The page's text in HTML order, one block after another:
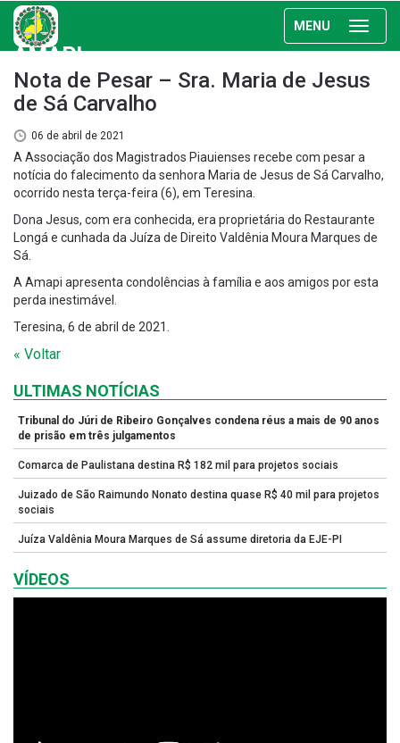
MENU
AMAPI
Nota de Pesar – Sra. Maria de Jesus
de Sá Carvalho
06 de abril de 2021
A Associação dos Magistrados Piauienses recebe com pesar a
notícia do falecimento da senhora Maria de Jesus de Sá Carvalho,
ocorrido nesta terça-feira (6), em Teresina.
Dona Jesus, com era conhecida, era proprietária do Restaurante
Longá e cunhada da Juíza de Direito Valdênia Moura Marques de
Sá.
A Amapi apresenta condolências à família e aos amigos por esta
perda inestimável.
Teresina, 6 de abril de 2021.
« Voltar
ULTIMAS NOTÍCIAS
Tribunal do Júri de Ribeiro Gonçalves condena réus a mais de 90 anos
de prisão em três julgamentos
Comarca de Paulistana destina R$ 182 mil para projetos sociais
Juizado de São Raimundo Nonato destina quase R$ 40 mil para projetos
sociais
Juíza Valdênia Moura Marques de Sá assume diretoria da EJE-PI
VÍDEOS